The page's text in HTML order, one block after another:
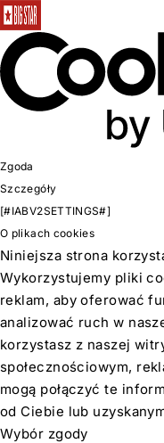
Zgoda
Szczegóły
[#IABV2SETTINGS#]
O plikach cookies
Niniejsza strona
Wykorzystujemy pliki
reklam, aby oferować
analizować ruch w
korzystasz z naszej
społecznościowym,
mogą połączyć te
od Ciebie lub
Wybór zgody